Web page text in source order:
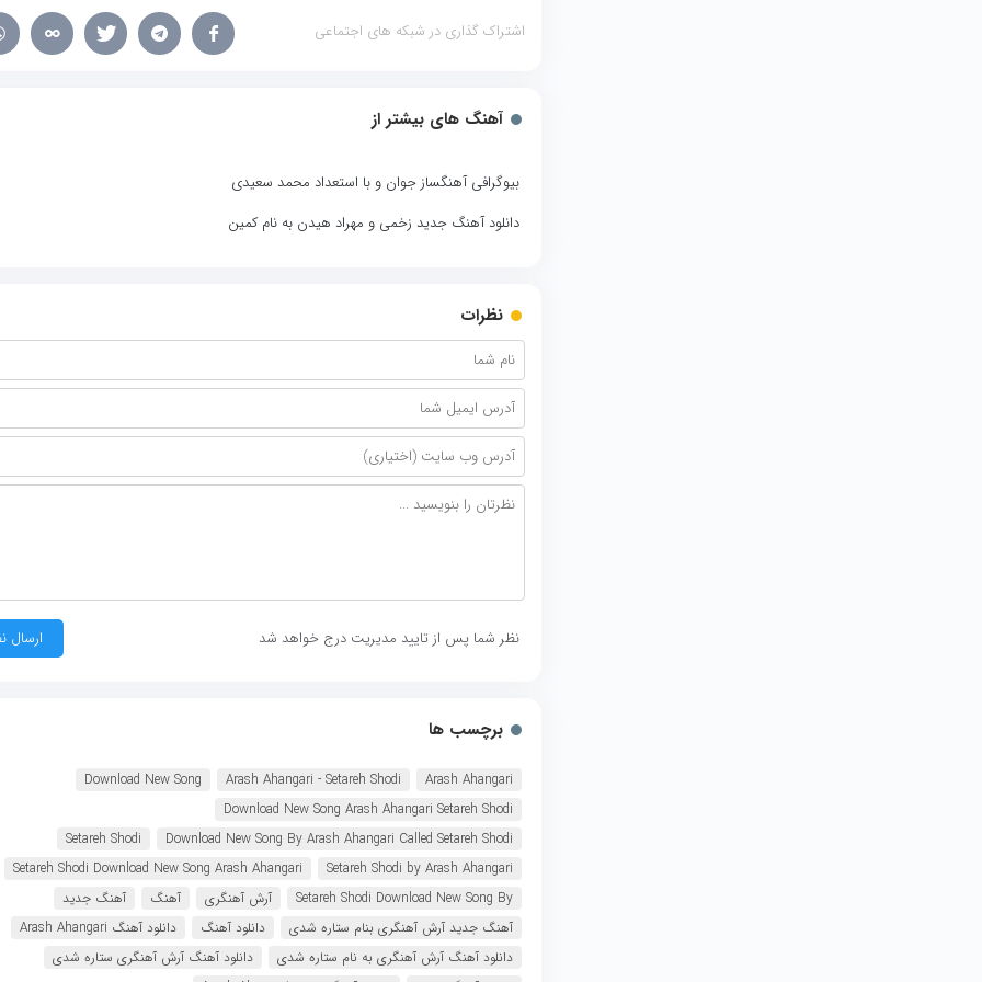
اشتراک گذاری در شبکه های اجتماعی
آهنگ های بیشتر از
بیوگرافی آهنگساز جوان و با استعداد محمد سعیدی
دانلود آهنگ جدید زخمی و مهراد هیدن به نام کمین
نظرات
نظر شما پس از تایید مدیریت درج خواهد شد
برچسب ها
Arash Ahangari
Arash Ahangari - Setareh Shodi
Download New Song
Download New Song Arash Ahangari Setareh Shodi
Download New Song By Arash Ahangari Called Setareh Shodi
Setareh Shodi
Setareh Shodi by Arash Ahangari
Setareh Shodi Download New Song Arash Ahangari
Setareh Shodi Download New Song By
آرش آهنگری آهنگ
آهنگ جدید
آهنگ جدید آرش آهنگری بنام ستاره شدی
دانلود آهنگ
دانلود آهنگ Arash Ahangari
دانلود آهنگ آرش آهنگری به نام ستاره شدی
دانلود آهنگ آرش آهنگری ستاره شدی